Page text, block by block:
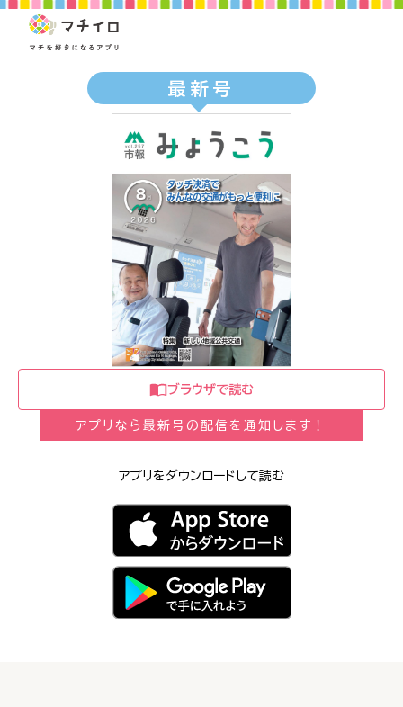
最新号
ブラウザで読む
アプリなら最新号の配信を通知します！
アプリをダウンロードして読む